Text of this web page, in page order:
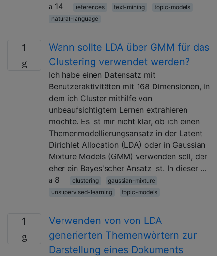
14
references text-mining
topic-models
natural-language
1
Wann sollte LDA über GMM für das
Clustering verwendet werden?
Ich habe einen Datensatz mit
Benutzeraktivitäten mit 168 Dimensionen, in
dem ich Cluster mithilfe von
unbeaufsichtigtem Lernen extrahieren
möchte. Es ist mir nicht klar, ob ich einen
Themenmodellierungsansatz in der Latent
Dirichlet Allocation (LDA) oder in Gaussian
Mixture Models (GMM) verwenden soll, der
eher ein Bayes'scher Ansatz ist. In dieser …
8
clustering
gaussian-mixture
unsupervised-learning
topic-models
1
Verwenden von von LDA
generierten Themenwörtern zur
Darstellung eines Dokuments